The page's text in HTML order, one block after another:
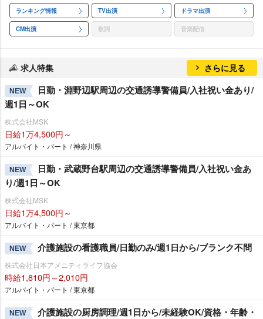
ランキング情報 TV出演 ドラマ出演
CM出演 歌詞 音楽配信
求人特集 さらに見る
NEW
日勤・淵野辺駅周辺の交通誘導警備員/入社祝い金あり/
週1日～OK
株式会社MSK
日給1万4,500円～
アルバイト・パート / 神奈川県
NEW
日勤・武蔵野台駅周辺の交通誘導警備員/入社祝い金あ
り/週1日～OK
株式会社MSK
日給1万4,500円～
アルバイト・パート / 東京都
NEW 介護施設の看護職員/日勤のみ/週1日から/ブランク不問
株式会社日本アメニティライフ協会
時給1,810円～2,010円
アルバイト・パート / 東京都
NEW
介護施設の厨房調理/週1日から/未経験OK/資格・年齢・